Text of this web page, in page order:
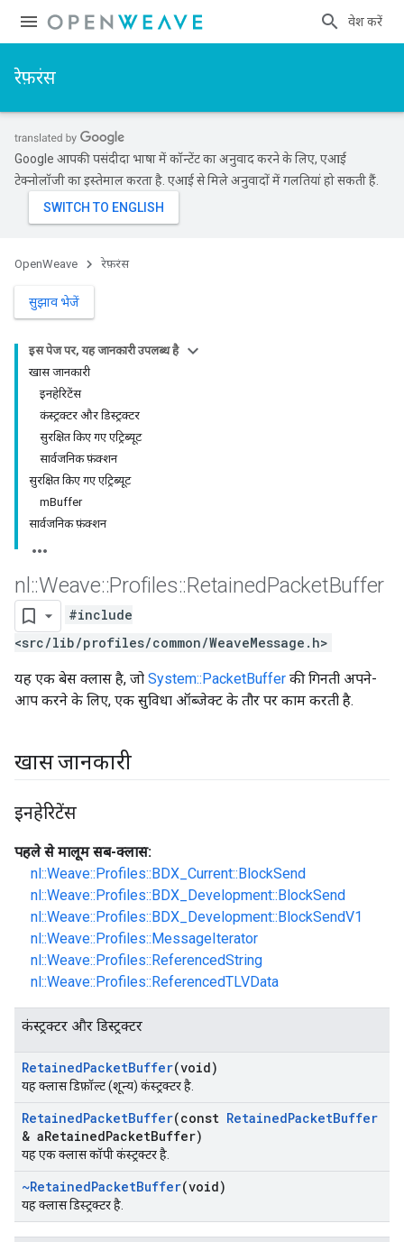
प्रवेश करें
रेफ़रंस
Google आपकी पसंदीदा भाषा में कॉन्टेंट का अनुवाद करने के लिए, एआई
टेक्नोलॉजी का इस्तेमाल करता है. एआई से मिले अनुवादों में गलतियां हो सकती हैं.
OpenWeave रेफ़रंस
सुझाव भेजें
इस पेज पर, यह जानकारी उपलब्ध है
खास जानकारी
इनहेरिटेंस
कंस्ट्रक्टर और डिस्ट्रक्टर
सुरक्षित किए गए एट्रिब्यूट
सार्वजनिक फ़ंक्शन
सुरक्षित किए गए एट्रिब्यूट
mBuffer
सार्वजनिक फ़ंक्शन
nl ::Weave::Profiles::RetainedPacketBuffer
#include
<src/lib/profiles/common/WeaveMessage.h>
यह एक बेस क्लास है, जो System::PacketBuffer की गिनती अपने-
आप करने के लिए, एक सुविधा ऑब्जेक्ट के तौर पर काम करती है.
खास जानकारी
इनहेरिटेंस
पहले से मालूम सब-क्लास:
nl::Weave::Profiles::BDX_Current::BlockSend
nl::Weave::Profiles::BDX_Development::BlockSend
nl::Weave::Profiles::BDX_Development::BlockSendV1
nl::Weave::Profiles::MessageIterator
nl::Weave::Profiles::ReferencedString
nl::Weave::Profiles::ReferencedTLVData
कंस्ट्रक्टर और डिस्ट्रक्टर
RetainedPacketBuffer(void)
यह क्लास डिफ़ॉल्ट (शून्य) कंस्ट्रक्टर है.
RetainedPacketBuffer(const RetainedPacketBuffer
& aRetainedPacketBuffer)
यह एक क्लास कॉपी कंस्ट्रक्टर है.
~RetainedPacketBuffer(void)
यह क्लास डिस्ट्रक्टर है.